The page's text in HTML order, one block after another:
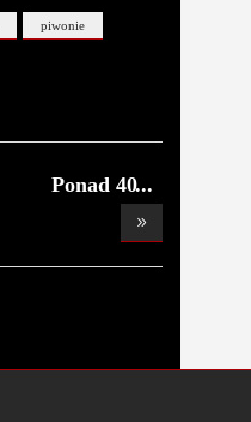
piwonie
Ponad 40